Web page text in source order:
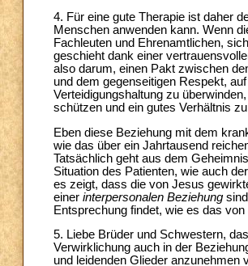
4. Für eine gute Therapie ist daher
Menschen anwenden kann. Wenn
Fachleuten und Ehrenamtlichen,
geschieht dank einer
also darum, einen Pakt zwischen
und dem gegenseitigen Respekt,
Verteidigungshaltung zu
schützen und ein gutes Verhältnis
Eben diese Beziehung mit dem
wie das über ein Jahrtausend
Tatsächlich geht aus dem
Situation des Patienten, wie auch
es zeigt, dass die von Jesus
einer interpersonalen Beziehung
Entsprechung findet, wie es das
5. Liebe Brüder und Schwestern,
Verwirklichung auch in der
und leidenden Glieder